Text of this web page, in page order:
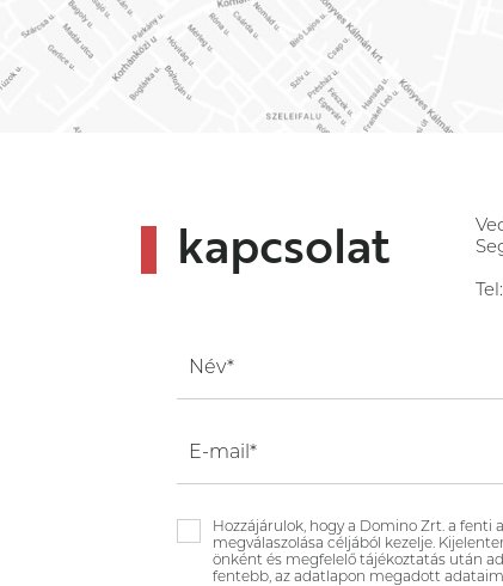
kapcsolat
Tel:
Név*
E-mail*
Hozzájárulok, hogy a Domino Zrt. a
megválaszolása céljából kezelje.
önként és megfelelő tájékoztatás után
fentebb, az adatlapon megadott adataim